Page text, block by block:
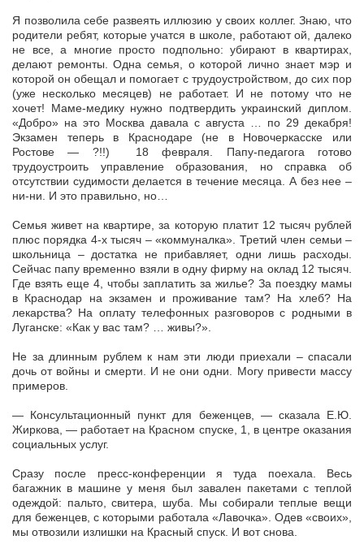
Я позволила себе развеять иллюзию у своих коллег. Знаю, что
родители ребят, которые учатся в школе, работают ой, далеко
не все, а многие просто подпольно: убирают в квартирах,
делают ремонты. Одна семья, о которой лично знает мэр и
которой он обещал и помогает с трудоустройством, до сих пор
(уже несколько месяцев) не работает. И не потому что не
хочет! Маме-медику нужно подтвердить украинский диплом.
«Добро» на это Москва давала с августа … по 29 декабря!
Экзамен теперь в Краснодаре (не в Новочеркасске или
Ростове — ?!!) 18 февраля. Папу-педагога готово
трудоустроить управление образования, но справка об
отсутствии судимости делается в течение месяца. А без нее –
ни-ни. И это правильно, но…
Семья живет на квартире, за которую платит 12 тысяч рублей
плюс порядка 4-х тысяч – «коммуналка». Третий член семьи –
школьница – достатка не прибавляет, одни лишь расходы.
Сейчас папу временно взяли в одну фирму на оклад 12 тысяч.
Где взять еще 4, чтобы заплатить за жилье? За поездку мамы
в Краснодар на экзамен и проживание там? На хлеб? На
лекарства? На оплату телефонных разговоров с родными в
Луганске: «Как у вас там? … живы?».
Не за длинным рублем к нам эти люди приехали – спасали
дочь от войны и смерти. И не они одни. Могу привести массу
примеров.
— Консультационный пункт для беженцев, — сказала Е.Ю.
Жиркова, — работает на Красном спуске, 1, в центре оказания
социальных услуг.
Сразу после пресс-конференции я туда поехала. Весь
багажник в машине у меня был завален пакетами с теплой
одеждой: пальто, свитера, шуба. Мы собирали теплые вещи
для беженцев, с которыми работала «Лавочка». Одев «своих»,
мы отвозили излишки на Красный спуск. И вот снова.